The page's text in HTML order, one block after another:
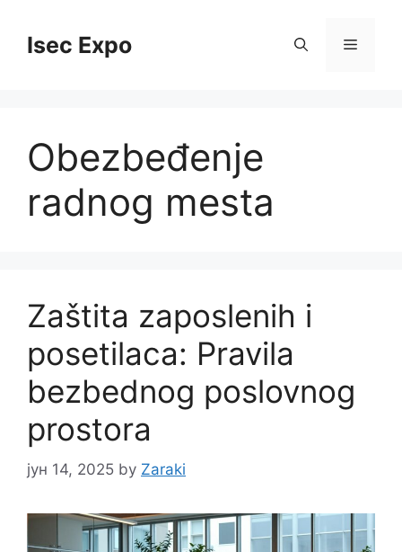
contentIsec Expo Menu
Obezbeđenje
radnog mesta
Zaštita zaposlenih i
posetilaca: Pravila
bezbednog poslovnog
prostora
јун 14, 2025 by Zaraki